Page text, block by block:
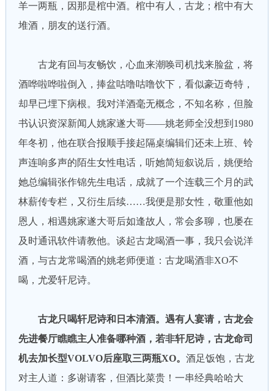
羊一两瓶，因那是棺中酒。棺中有人，古龙；棺中有大
堆酒，朋友的送行酒。
古龙有回与友畅饮，心血来潮唤司机找来脸盆，将
酒哗啦哗啦倒入，捧盆咕噜咕噜饮下，看似豪迈奇特，
却早已埋下病根。我对洋酒毫无概念，不知名称，但脸
书认识资深新闻人姚家遂大哥——姚老师全没想到1980
年冬初，他在联合报顺手接起隔桌编辑们还未上班、铃
声连响多声的陌生女性电话，听她简短叙说后，姚便给
她总编辑张作锦先生电话，成就了一个连载三个月的武
林薪传专栏，又衍生后续……我便是那女性，敬重他如
恩人，相遇姚家遂大哥后如逢故人，常会多聊，也屡在
及时通讯软件请教他。谈起古龙喝酒一事，我只会说洋
酒，与古龙常喝酒的姚老师便道：古龙喝酒非XO不
喝，尤爱轩尼诗。
古龙只喝轩尼诗和日本清酒。遇有人宴请，古龙会
先进餐厅瞧瞧主人准备哪种酒，若非轩尼诗，古龙命司
机去加长型VOLVO后座取三两瓶XO。 酒足饭饱，古龙
对主人道：多谢请客，但酒比菜贵！一串经典哈哈大